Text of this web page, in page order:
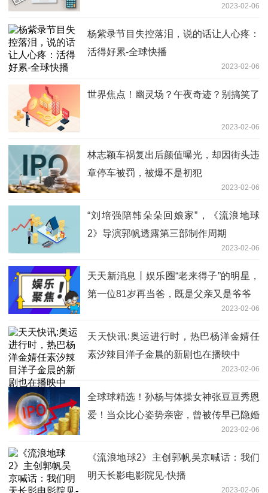
2023-02-06
杨紫录节目失控落泪，说的话让人心疼：
活得好累-全球快播
2023-02-06
世界焦点！幽灵场？午夜奇迹？别搞笑了
2023-02-06
林志颖车祸复出后颜值曝光，却因街头违
章停车被罚，被爆不是初犯
2023-02-06
“刘培强陪韩朵朵回娘家”，《流浪地球
2》导演郭帆透露第三部制作周期
2023-02-06
天天新消息丨娱乐圈“老来得子”的明星，
第一位81岁再当爸，既是父亲又是爷爷
2023-02-06
天天快讯:奥运进行时，热巴杨洋金婧任
素汐辣目洋子金晨的新剧也在播映中
2023-02-06
全球球精选！孙杨与体操女神张豆豆秀恩
爱！当众比心姿势亲密，曾被传早已隐婚
2023-02-06
《流浪地球2》主创郭帆吴京喊话：我们
明天长影电影院见-快播
2023-02-06